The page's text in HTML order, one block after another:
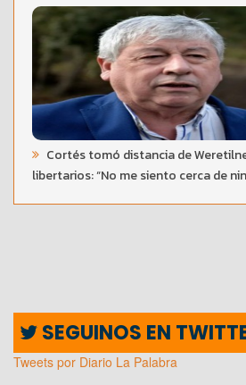
Cortés tomó distancia de
libertarios: “No me siento cerca de
SEGUINOS EN
Tweets por Diario La Palabra